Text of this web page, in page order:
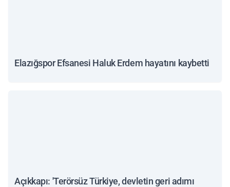
Elazığspor Efsanesi Haluk Erdem hayatını kaybetti
Açıkkapı: 'Terörsüz Türkiye, devletin geri adımı